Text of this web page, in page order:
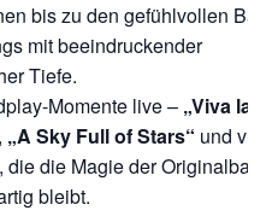
bis zu den gefühlvollen
mit beeindruckender
Tiefe.
Momente live – „Viva la
, „A Sky Full of Stars“ und
die Magie der Originalband
bleibt.